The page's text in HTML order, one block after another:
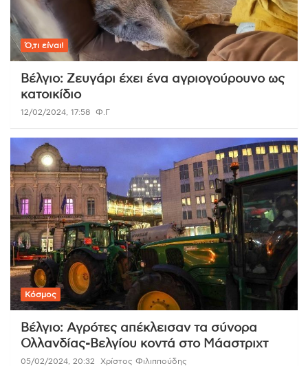
Ό,τι είναι!
Βέλγιο: Ζευγάρι έχει ένα αγριογούρουνο ως
κατοικίδιο
12/02/2024, 17:58 Φ.Γ
Κόσμος
Βέλγιο: Αγρότες απέκλεισαν τα σύνορα
Ολλανδίας-Βελγίου κοντά στο Μάαστριχτ
05/02/2024, 20:32 Χρίστος Φιλιππούδης